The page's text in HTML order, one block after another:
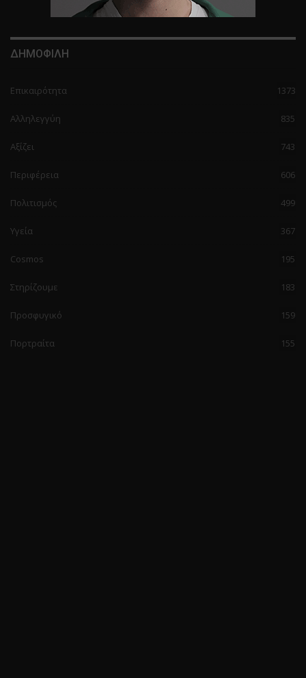
ΔΗΜΟΦΙΛΗ
Επικαιρότητα 1373
Αλληλεγγύη 835
Αξίζει 743
Περιφέρεια 606
Πολιτισμός 499
Υγεία 367
Cosmos 195
Στηρίζουμε 183
Προσφυγικό 159
Πορτραίτα 155